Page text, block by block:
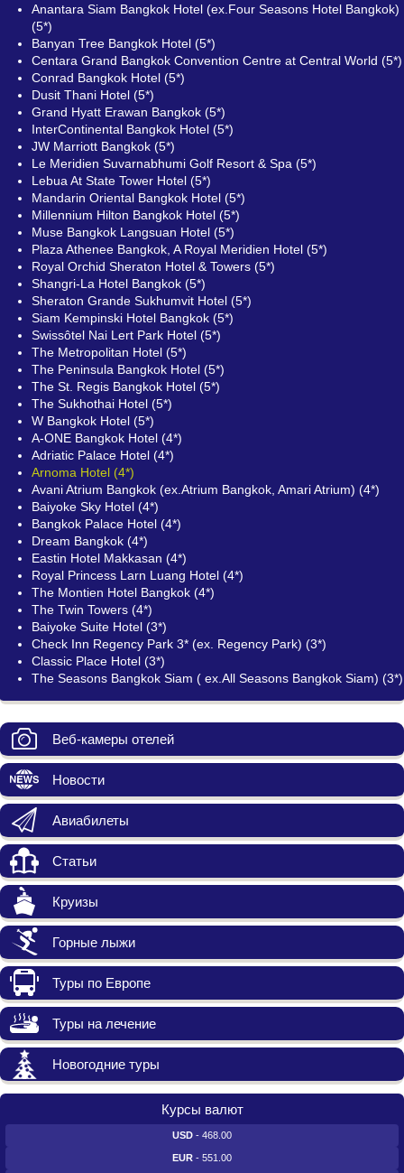
Anantara Siam Bangkok Hotel (ex.Four Seasons Hotel Bangkok)
(5*)
Banyan Tree Bangkok Hotel (5*)
Centara Grand Bangkok Convention Centre at Central World (5*)
Conrad Bangkok Hotel (5*)
Dusit Thani Hotel (5*)
Grand Hyatt Erawan Bangkok (5*)
InterContinental Bangkok Hotel (5*)
JW Marriott Bangkok (5*)
Le Meridien Suvarnabhumi Golf Resort & Spa (5*)
Lebua At State Tower Hotel (5*)
Mandarin Oriental Bangkok Hotel (5*)
Millennium Hilton Bangkok Hotel (5*)
Muse Bangkok Langsuan Hotel (5*)
Plaza Athenee Bangkok, A Royal Meridien Hotel (5*)
Royal Orchid Sheraton Hotel & Towers (5*)
Shangri-La Hotel Bangkok (5*)
Sheraton Grande Sukhumvit Hotel (5*)
Siam Kempinski Hotel Bangkok (5*)
Swissôtel Nai Lert Park Hotel (5*)
The Metropolitan Hotel (5*)
The Peninsula Bangkok Hotel (5*)
The St. Regis Bangkok Hotel (5*)
The Sukhothai Hotel (5*)
W Bangkok Hotel (5*)
A-ONE Bangkok Hotel (4*)
Adriatic Palace Hotel (4*)
Arnoma Hotel (4*)
Avani Atrium Bangkok (ex.Atrium Bangkok, Amari Atrium) (4*)
Baiyoke Sky Hotel (4*)
Bangkok Palace Hotel (4*)
Dream Bangkok (4*)
Eastin Hotel Makkasan (4*)
Royal Princess Larn Luang Hotel (4*)
The Montien Hotel Bangkok (4*)
The Twin Towers (4*)
Baiyoke Suite Hotel (3*)
Check Inn Regency Park 3* (ex. Regency Park) (3*)
Classic Place Hotel (3*)
The Seasons Bangkok Siam ( ex.All Seasons Bangkok Siam) (3*)
Веб-камеры отелей
Новости
Авиабилеты
Статьи
Круизы
Горные лыжи
Туры по Европе
Туры на лечение
Новогодние туры
Курсы валют
USD - 468.00
EUR - 551.00